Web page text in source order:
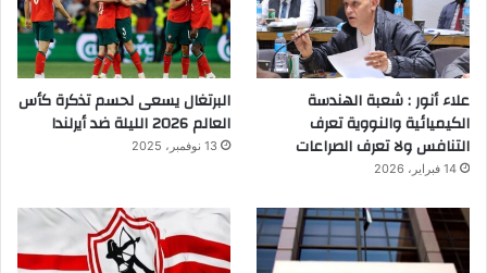
علاء أنور : شعبة الهندسة
الكيميائية والنووية تعرف
التنافس ولا تعرف الصراعات
14 فبراير، 2026
البرتغال يسعى لحسم تذكرة كأس
العالم 2026 الليلة ضد أيرلندا
13 نوفمبر، 2025